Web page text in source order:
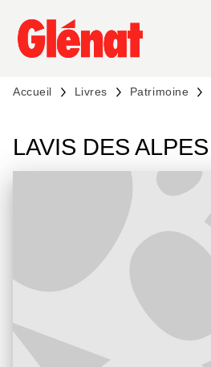
MENU RECHERCHE
PIED DE PAGE
Accueil Livres Patrimoine
LAVIS DES ALPES